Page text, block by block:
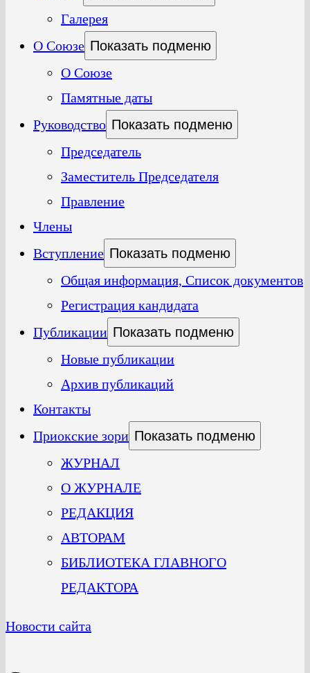
Галерея
О Союзе Показать подменю
О Союзе
Памятные даты
Руководство Показать подменю
Председатель
Заместитель Председателя
Правление
Члены
Вступление Показать подменю
Общая информация, Список документов
Регистрация кандидата
Публикации Показать подменю
Новые публикации
Архив публикаций
Контакты
Приокские зори Показать подменю
ЖУРНАЛ
О ЖУРНАЛЕ
РЕДАКЦИЯ
АВТОРАМ
БИБЛИОТЕКА ГЛАВНОГО
РЕДАКТОРА
Новости сайта